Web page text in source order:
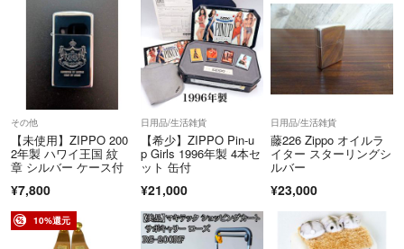
高 甲子園店 送料無
料 質屋出品 実店舗あ
ります 誕生日 記念
日 プレゼント コレク
その他
【未使用】ZIPPO 200
2年製 ハワイ王国 紋
章 シルバー ケース付
¥7,800
日用品/生活雑貨
【希少】ZIPPO Pin-u
p Girls 1996年製 4本セ
ット 缶付
¥21,000
日用品/生活雑貨
藤226 Zippo オイルラ
イター スターリングシ
ルバー
¥23,000
10%還元